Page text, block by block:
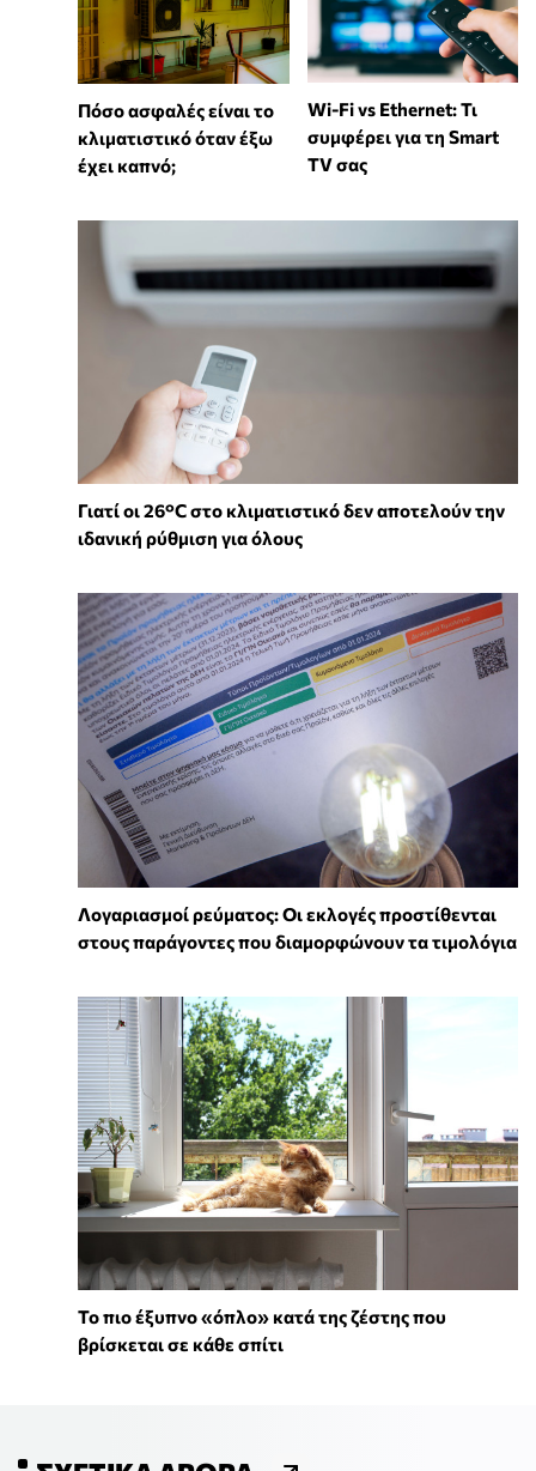
Πόσο ασφαλές είναι το
κλιματιστικό όταν έξω
έχει καπνό;
Wi-Fi vs Ethernet: Τι
συμφέρει για τη Smart
TV σας
Γιατί οι 26°C στο κλιματιστικό δεν αποτελούν την
ιδανική ρύθμιση για όλους
Λογαριασμοί ρεύματος: Οι εκλογές προστίθενται
στους παράγοντες που διαμορφώνουν τα τιμολόγια
To πιο έξυπνο «όπλο» κατά της ζέστης που
βρίσκεται σε κάθε σπίτι